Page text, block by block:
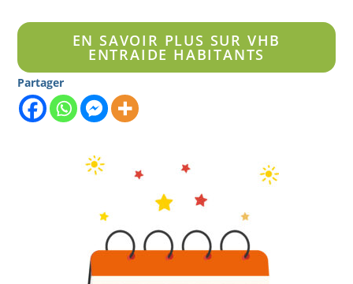
EN SAVOIR PLUS SUR VHB
ENTRAIDE HABITANTS
Partager